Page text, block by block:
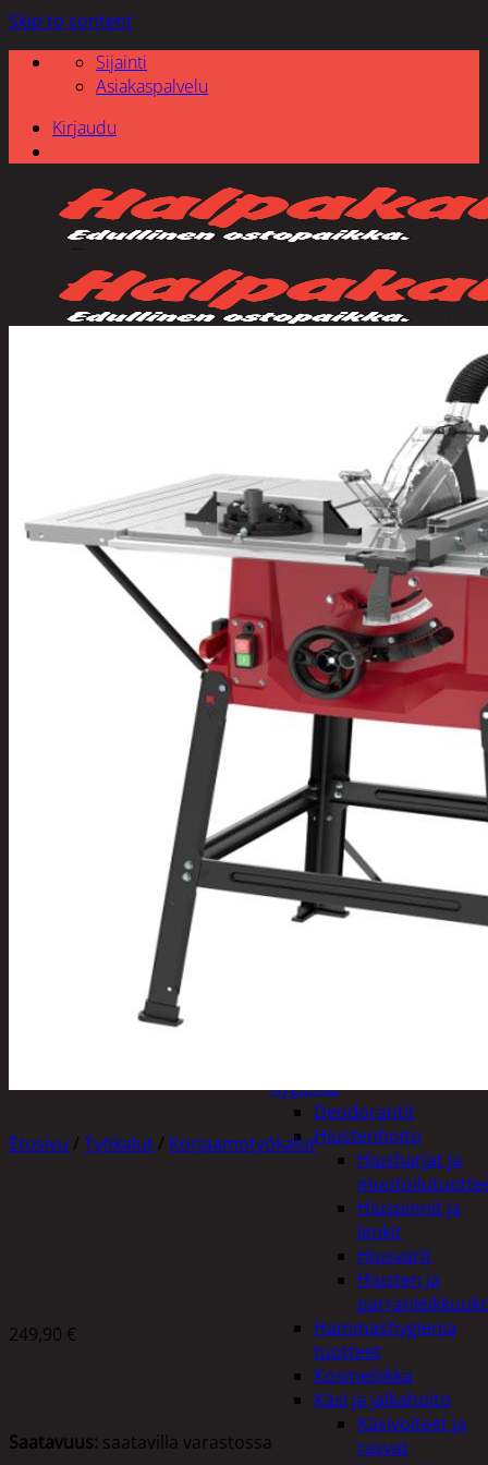
Skip to content
Sijainti
Asiakaspalvelu
Kirjaudu
Tuotevalikoima
Poistotuotteet
Kausituotteet
Joulu
Joulu- ja kausivalot
Eläimet ja
tontut
Kyntteliköt
Valoketjut ja
kuusenvalot
Joulukoristeet
Kranssit ja
asetelmat
muut
Joulutekstiilit
Paketointi
Marjastus
hygienia
Deodorantit
Hiustenhoito
Hiusharjat ja
Hiuspinnit ja
lenkit
Hiusvärit
Hiusten ja
Hammashygienia
tuotteet
Kosmetiikka
Käsi ja jalkahoito
Käsivoiteet ja
rasvat
Etusivu / Työkalut / Korjaamotyökalut
249,90 €
Saatavuus: saatavilla varastossa